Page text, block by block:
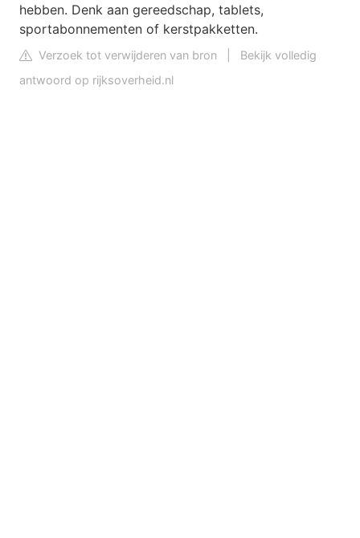
hebben. Denk aan gereedschap, tablets,
sportabonnementen of kerstpakketten.
Verzoek tot verwijderen van bron
Bekijk volledig
antwoord op rijksoverheid.nl